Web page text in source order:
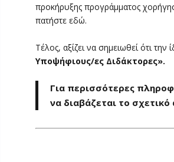
προκήρυξης προγράμματος
πατήστε εδώ.
Τέλος, αξίζει να σημειωθεί ότι
Υποψήφιους/ες Διδάκτορες».
Για περισσότερες
να διαβάζεται το